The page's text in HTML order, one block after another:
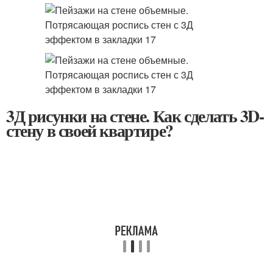
3Д рисунки на стене. Как сделать 3D-
стену в своей квартире?